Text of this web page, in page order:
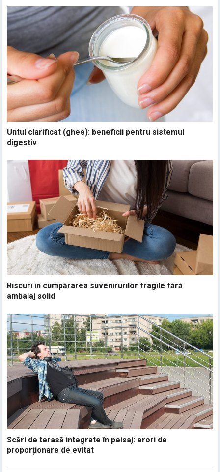
Untul clarificat (ghee): beneficii pentru sistemul
digestiv
Riscuri în cumpărarea suvenirurilor fragile fără
ambalaj solid
Scări de terasă integrate în peisaj: erori de
proporționare de evitat